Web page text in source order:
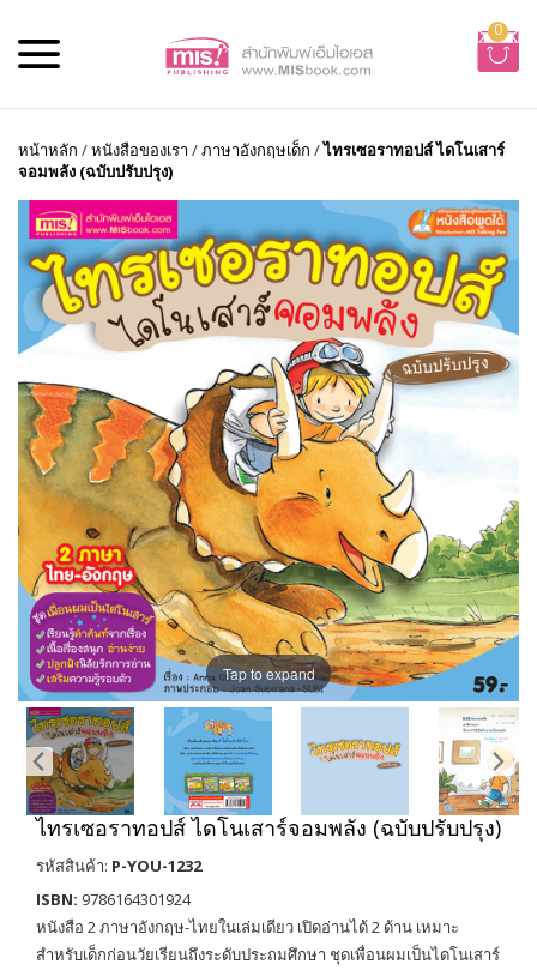
0
หน้าหลัก /หนังสือของเรา /ภาษาอังกฤษเด็ก /ไทรเซอราทอปส์ ไดโนเสาร์
จอมพลัง (ฉบับปรับปรุง)
Tap to expand
ไทรเซอราทอปส์ ไดโนเสาร์จอมพลัง (ฉบับปรับปรุง)
รหัสสินค้า: P-YOU-1232
ISBN: 9786164301924
หนังสือ 2 ภาษาอังกฤษ-ไทยในเล่มเดียว เปิดอ่านได้ 2 ด้าน เหมาะ
สำหรับเด็กก่อนวัยเรียนถึงระดับประถมศึกษา ชุดเพื่อนผมเป็นไดโนเสาร์